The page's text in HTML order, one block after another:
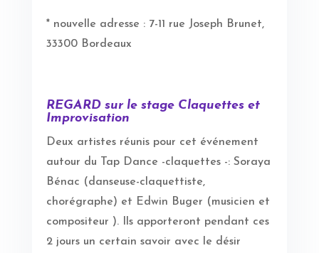
* nouvelle adresse : 7-11 rue Joseph Brunet,
33300 Bordeaux
REGARD sur le stage Claquettes et
Improvisation
Deux artistes réunis pour cet événement
autour du Tap Dance -claquettes -: Soraya
Bénac (danseuse-claquettiste,
chorégraphe) et Edwin Buger (musicien et
compositeur ). Ils apporteront pendant ces
2 jours un certain savoir avec le désir